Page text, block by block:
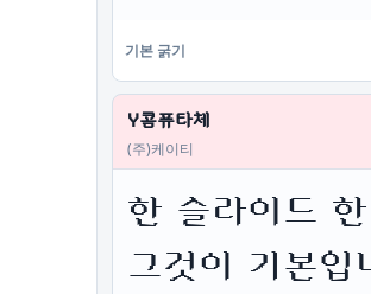
기본 굵기
Y콤퓨타체
(주)케이티
한 슬라이드
그것이 기본입